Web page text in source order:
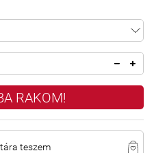
RAKOM!
teszem